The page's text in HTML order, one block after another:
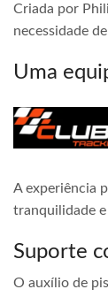
Criada por
necessidade
Uma
A experiência
tranquilidade
Suporte
O auxílio de